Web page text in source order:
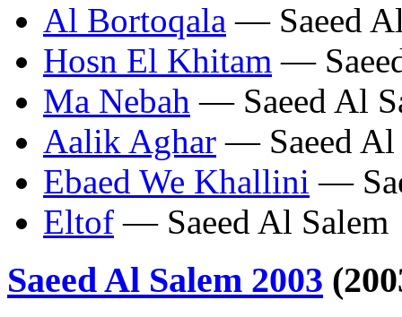
Al Bortoqala — Saeed
Hosn El Khitam —
Ma Nebah — Saeed Al
Aalik Aghar — Saeed Al
Ebaed We Khallini —
Eltof — Saeed Al Salem
Saeed Al Salem 2003